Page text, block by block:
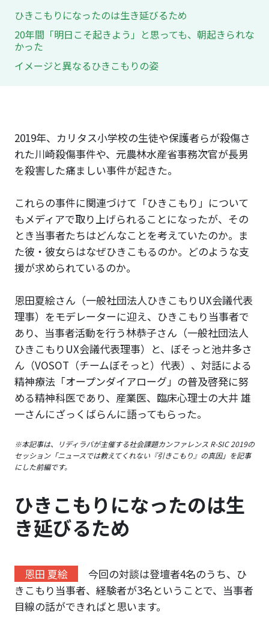
ひきこもりになったのは生き延びるため
20年間「明日こそ起きよう」と思っても、朝起きられな
かった
イメージと異なるひきこもりの姿
2019年、カリタス小学校の生徒や保護者らが殺傷さ
れた川崎殺傷事件や、元農林水産省事務次官が長男
を殺害した痛ましい事件が起きた。
これらの事件に関連づけて「ひきこもり」について
もメディアで取り上げられることになったが、その
とき当事者たちはどんなことを考えていたのか。ま
た彼・彼女らはなぜひきこもるのか。どのような支
援が求められているのか。
恩田夏絵さん（一般社団法人ひきこもりUX会議代表
理事）をモデレーターに迎え、ひきこもり当事者で
あり、当事者活動を行う林恭子さん（一般社団法人
ひきこもりUX会議代表理事）と、ぼそっと池井多さ
ん（VOSOT（チームぼそっと）代表）、対話による
精神療法「オープンダイアローグ」の普及啓発に努
める精神科医であり、産業医、臨床心理士の大井 雄
一さんにざっくばらんに語ってもらった。
※本記事は、リディラバが主催する社会課題カンファレンス R-SIC 2019の
セッション「ニュースでは教えてくれない『引きこもり』の真因」を記事
にした前編です。
ひきこもりになったのは生
き延びるため
恩田 夏絵
今回の対談は登壇者4名のうち、ひ
きこもり当事者、経験者が3名ということで、当事者
目線の話ができればと思います。